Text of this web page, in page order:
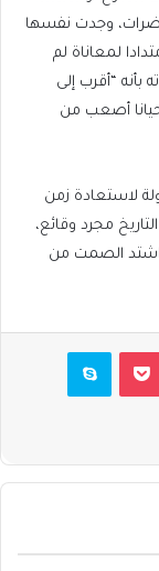
وجدت نفسها
لمعاناة لم
بأنه “أقرب إلى
أصعب من
إنه محاولة لاستعادة زمن
مجرد وقائع،
اشتد الصمت من
بوكيت سكايب